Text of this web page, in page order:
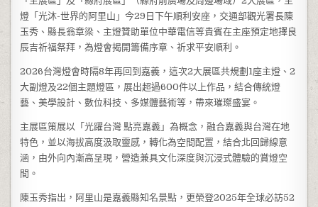
燈「光沐-世界的阿里山」今29日下午順利安座，交通部觀光署長陳
玉秀、縣長翁章梁、主燈贊助單位中華電信等貴賓在主座預定地擇良
辰吉祈福祭拜，為燈會揭開籌備序章、祈求平安順利。
2026台灣燈會時隔8年再回到嘉義，這次2大展區共規劃1座主燈、2
大副燈及22個主題燈區，展出超過600件以上作品，結合傳統燈
藝、美學設計、數位科技、多媒體藝術等，帶來璀璨盛宴。
主展區策展以「光躍台灣 點亮嘉義」為概念，融合嘉義與台灣在地
特色，並以海拔高度汲取靈感，轉化為空間配置，結合北回歸線意
涵，由外向內漸高呈現，營造兼具文化深度與沉浸式體驗的賞燈空
間。
陳玉秀指出，阿里山是嘉義縣知名景點，更榮登2025年全球必訪52